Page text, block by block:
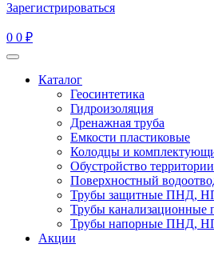
Зарегистрироваться
0 0 ₽
Каталог
Геосинтетика
Гидроизоляция
Дренажная труба
Емкости пластиковые
Колодцы и
Обустройство территории
Поверхностный
Трубы защитные ПНД,
Трубы канализационные
Трубы напорные ПНД,
Акции